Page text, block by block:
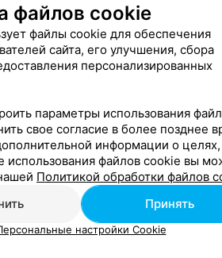
термотерапия в SPA-
на одну зону (с
по запросу
файлов cookie
файлы cookie для обеспечения
сайта, его улучшения, сбора
персонализированных
параметры использования
свое согласие в более позднее
информации о целях,
использования файлов cookie вы
Политикой обработки файлов
Принять
настройки Cookie